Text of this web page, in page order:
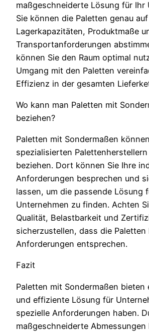
maßgeschneiderte Lösung für Ihr
Sie können die Paletten genau
Lagerkapazitäten, Produktmaße
Transportanforderungen
können Sie den Raum optimal
Umgang mit den Paletten
Effizienz in der gesamten
Wo kann man Paletten mit
beziehen?
Paletten mit Sondermaßen
spezialisierten
beziehen. Dort können Sie Ihre
Anforderungen besprechen und
lassen, um die passende Lösung
Unternehmen zu finden. Achten
Qualität, Belastbarkeit und
sicherzustellen, dass die Paletten
Anforderungen entsprechen.
Fazit
Paletten mit Sondermaßen bieten
und effiziente Lösung für
spezielle Anforderungen haben.
maßgeschneiderte Abmessungen